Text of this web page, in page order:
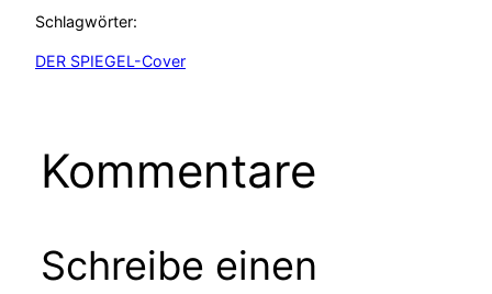
Schlagwörter:
DER SPIEGEL-Cover
Kommentare
Schreibe einen